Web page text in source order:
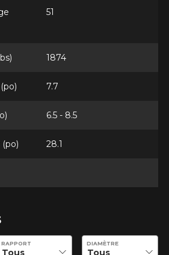
51
1874
7.7
6.5 - 8.5
28.1
souhaitées pour vérifier la disponibilité
RAPPORT DIAMÈTRE
POUR VOTRE VÉHICULE
vous?
aucun résultat ne